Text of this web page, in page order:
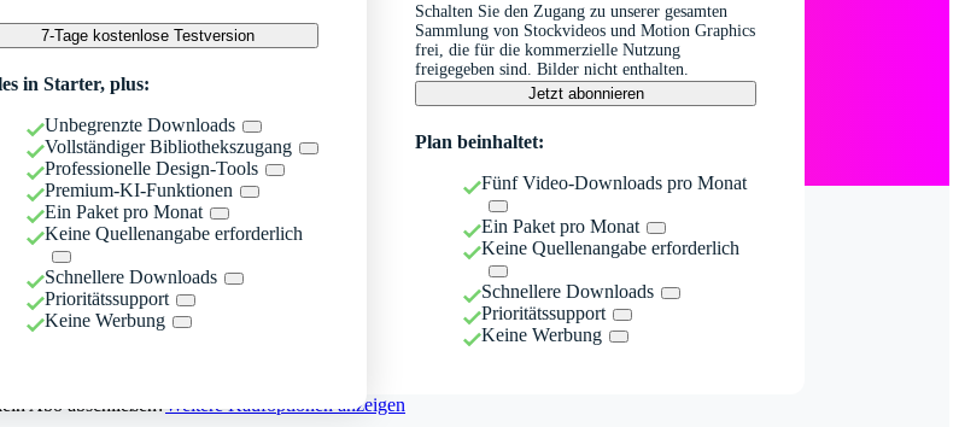
7-Tage kostenlose Testversion
in Starter, plus:
Unbegrenzte Downloads
Vollständiger Bibliothekszugang
Professionelle Design-Tools
Premium-KI-Funktionen
Ein Paket pro Monat
Keine Quellenangabe erforderlich
Schnellere Downloads
Prioritätssupport
Keine Werbung
Schalten Sie den Zugang zu unserer gesamten
Sammlung von Stockvideos und Motion Graphics
frei, die für die kommerzielle Nutzung
freigegeben sind. Bilder nicht enthalten.
Jetzt abonnieren
Plan beinhaltet:
Fünf Video-Downloads pro Monat
Ein Paket pro Monat
Keine Quellenangabe erforderlich
Schnellere Downloads
Prioritätssupport
Keine Werbung
Abo abschließen?Weitere Kaufoptionen anzeigen